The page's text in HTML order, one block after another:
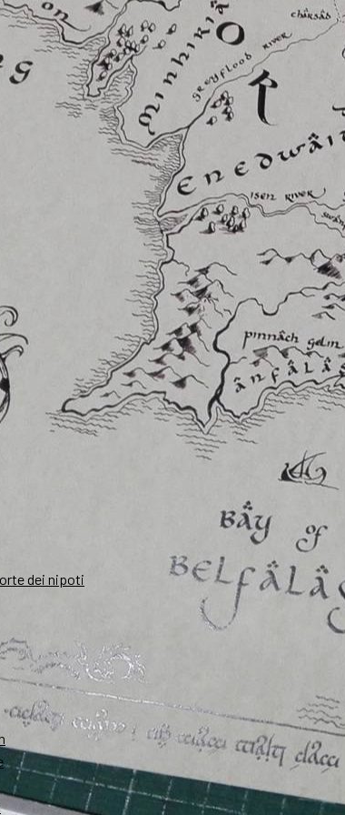
dei nipoti